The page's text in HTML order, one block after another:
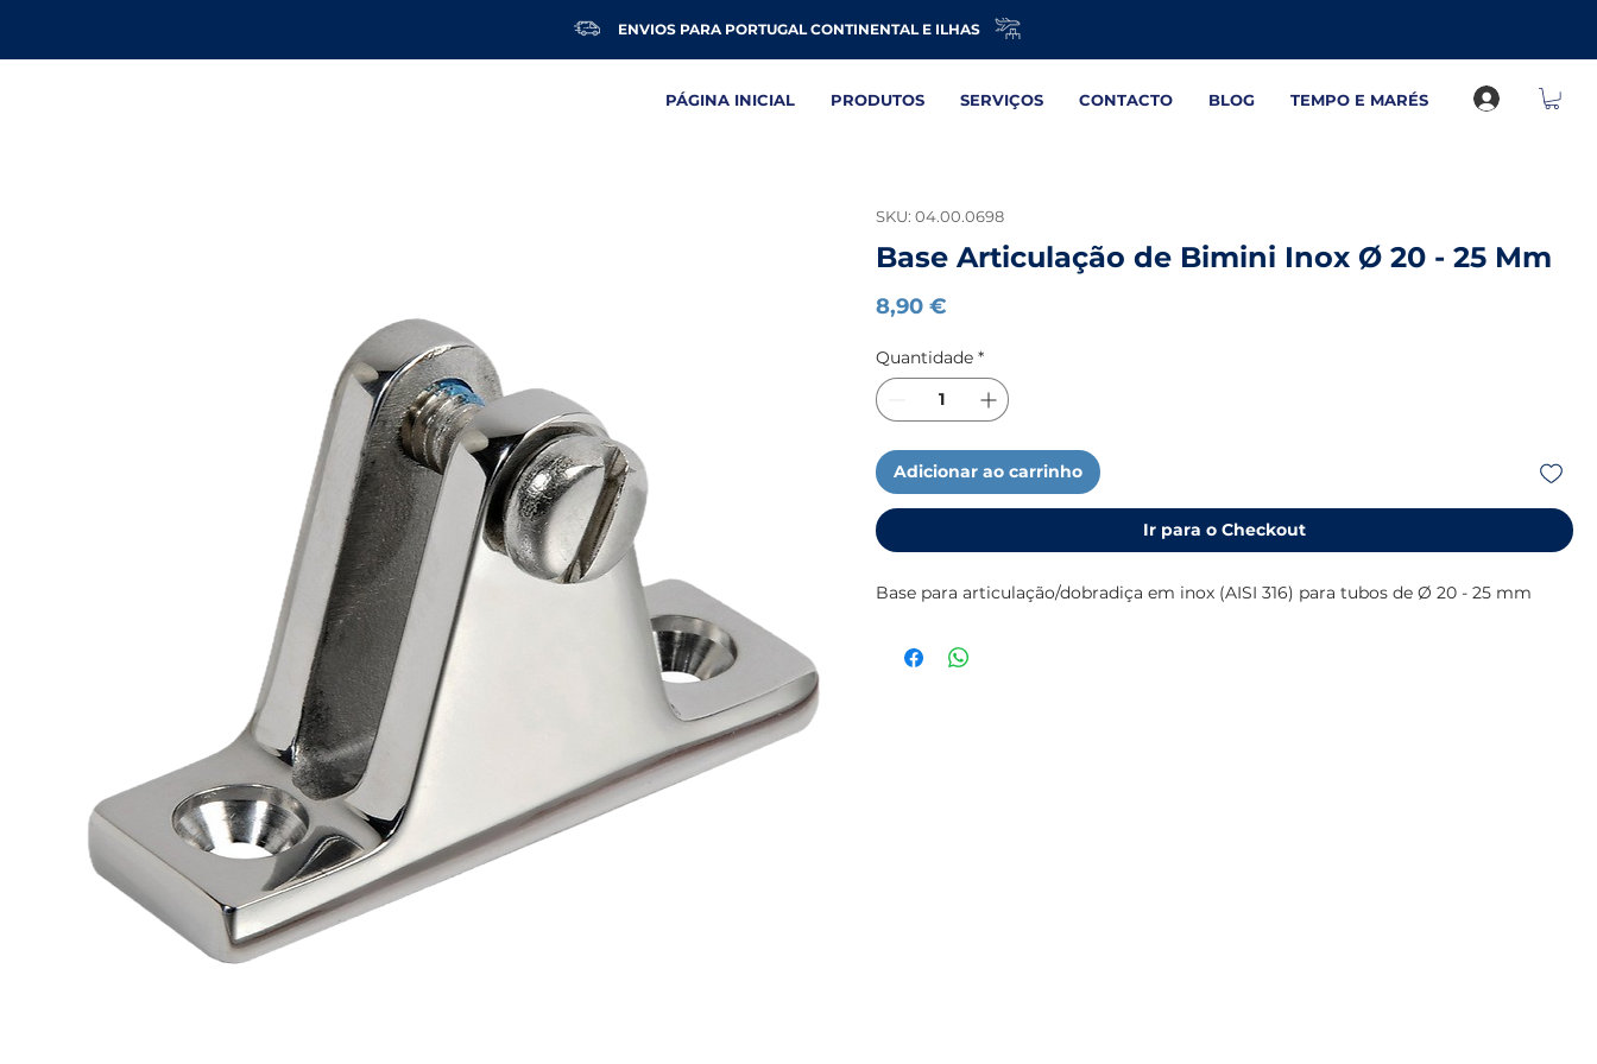
ENVIOS PARA PORTUGAL CONTINENTAL E ILHAS
PÁGINA INICIAL PRODUTOS SERVIÇOS CONTACTO BLOG TEMPO E MARÉS
SKU: 04.00.0698
Base Articulação de Bimini Inox Ø 20 - 25 Mm
8,90 €
Quantidade *
Adicionar ao carrinho
Ir para o Checkout
Base para articulação/dobradiça em inox (AISI 316) para tubos de Ø 20 - 25 mm